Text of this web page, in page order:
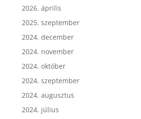
2026. április
2025. szeptember
2024. december
2024. november
2024. október
2024. szeptember
2024. augusztus
2024. július